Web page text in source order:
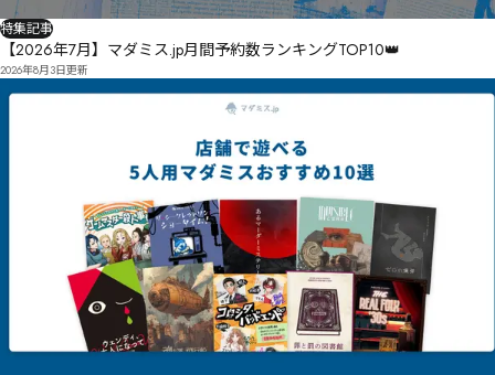
特集記事
【2026年7月】マダミス.jp月間予約数ランキングTOP10👑
2026年8月3日更新